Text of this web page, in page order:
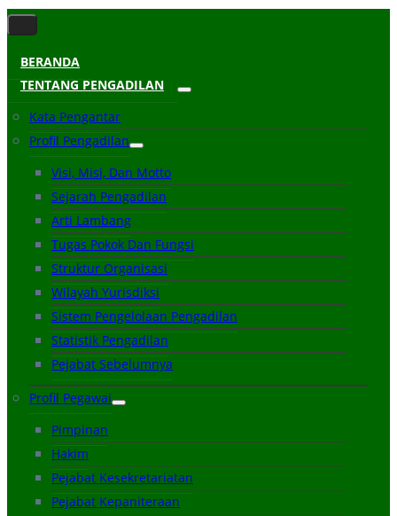
BERANDA
TENTANG PENGADILAN
Kata Pengantar
Profil Pengadilan
Visi, Misi, Dan Motto
Sejarah Pengadilan
Arti Lambang
Tugas Pokok Dan Fungsi
Struktur Organisasi
Wilayah Yurisdiksi
Sistem Pengelolaan Pengadilan
Statistik Pengadilan
Pejabat Sebelumnya
Profil Pegawai
Pimpinan
Hakim
Pejabat Kesekretariatan
Pejabat Kepaniteraan